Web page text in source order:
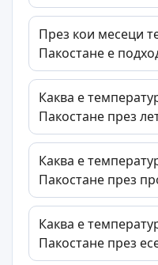
През кои месеци
Пакостане е
Каква е
Пакостане през
Каква е
Пакостане през
Каква е
Пакостане през